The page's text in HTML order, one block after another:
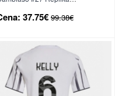
Kratek Rokav
37.75€ 99.38€